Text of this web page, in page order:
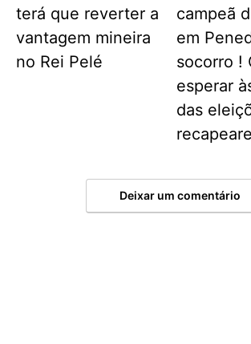
terá que reverter a
vantagem mineira
no Rei Pelé
campeã
em
socorro !
esperar
das
Deixar um comentário